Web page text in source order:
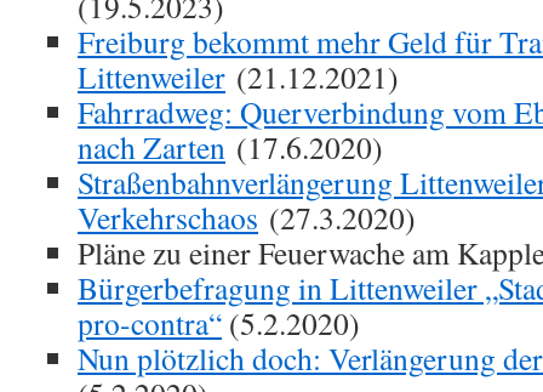
Freiburg bekommt mehr Geld für
Littenweiler (21.12.2021)
Fahrradweg: Querverbindung vom
nach Zarten (17.6.2020)
Straßenbahnverlängerung
Verkehrschaos (27.3.2020)
Pläne zu einer Feuerwache am
Bürgerbefragung in Littenweiler
pro-contra“ (5.2.2020)
Nun plötzlich doch: Verlängerung